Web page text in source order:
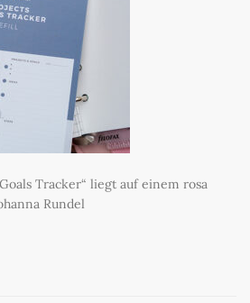
Tracker“ liegt auf einem rosa
Rundel